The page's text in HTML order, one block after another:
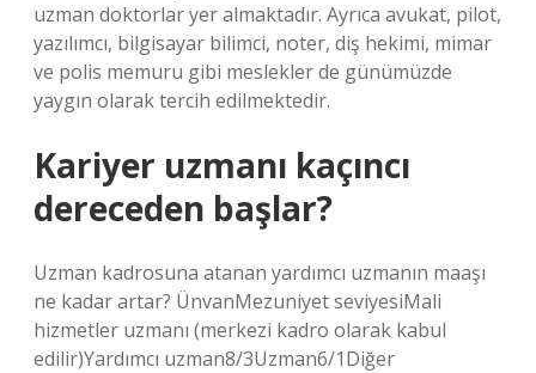
uzman doktorlar yer almaktadır. Ayrıca avukat, pilot,
yazılımcı, bilgisayar bilimci, noter, diş hekimi, mimar
ve polis memuru gibi meslekler de günümüzde
yaygın olarak tercih edilmektedir.
Kariyer uzmanı kaçıncı
dereceden başlar?
Uzman kadrosuna atanan yardımcı uzmanın maaşı
ne kadar artar? ÜnvanMezuniyet seviyesiMali
hizmetler uzmanı (merkezi kadro olarak kabul
edilir)Yardımcı uzman8/3Uzman6/1Diğer